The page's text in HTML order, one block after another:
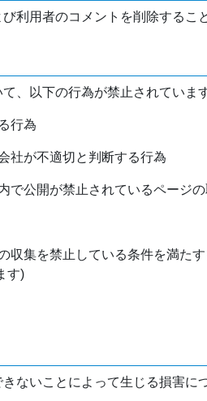
利用者のコメントを削除するこ
、以下の行為が禁止されています
行為
社が不適切と判断する行為
公開が禁止されているページの
収集を禁止している条件を満た
す)
ないことによって生じる損害に